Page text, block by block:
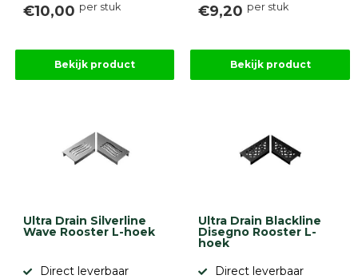
€10,00 per stuk
Bekijk product
€9,20 per stuk
Bekijk product
Ultra Drain Silverline
Wave Rooster L-hoek
Direct leverbaar
Ultra Drain Blackline
Disegno Rooster L-
hoek
Direct leverbaar